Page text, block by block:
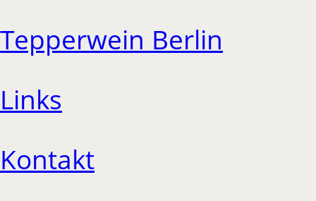
Tepperwein Berlin
Links
Kontakt